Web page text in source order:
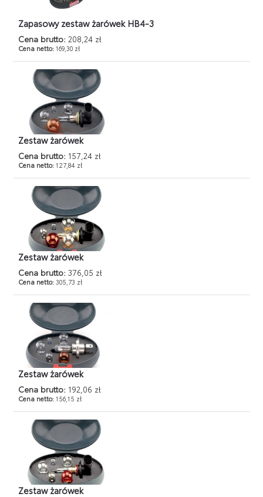
Zapasowy zestaw żarówek HB4-3
Cena brutto: 208,24 zł
Cena netto:169,30 zł
Zestaw żarówek
Cena brutto: 157,24 zł
Cena netto:127,84 zł
Zestaw żarówek
Cena brutto: 376,05 zł
Cena netto:305,73 zł
Zestaw żarówek
Cena brutto: 192,06 zł
Cena netto:156,15 zł
Zestaw żarówek